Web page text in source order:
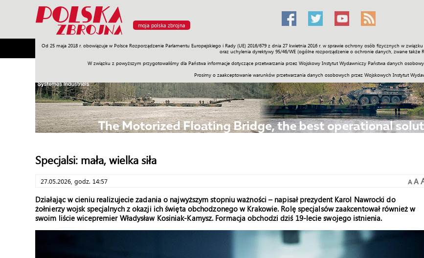
moja polska zbrojna
Od 25 maja 2018 r. obowiązuje w Polsce Rozporządzenie Parlamentu Europejskiego i Rady (UE) 2016/679 z dnia 27 kwietnia 2016 r. w sprawie ochrony osób fizycznych w
oraz uchylenia dyrektywy 95/46/WE (ogólne rozporządzenie o ochronie danych, zwane także
W związku z powyższym przygotowaliśmy dla Państwa informacje dotyczące przetwarzania przez Wojskowy Instytut Wydawniczy Państwa danych
Prosimy o zaakceptowanie warunków przetwarzania danych osobowych przez Wojskowych Instytut
Armia Poligon Sprzęt Misje Polityka Prawo Świat Społeczność Sport Historia Galerie Wideo
Specjalsi: mała, wielka siła
27.05.2026, godz. 14:57 A A
Działając w cieniu realizujecie zadania o najwyższym stopniu ważności – napisał prezydent Karol Nawrocki do
żołnierzy wojsk specjalnych z okazji ich święta obchodzonego w Krakowie. Rolę specjalsów zaakcentował również w
swoim liście wicepremier Władysław Kosiniak-Kamysz. Formacja obchodzi dziś 19-lecie swojego istnienia.